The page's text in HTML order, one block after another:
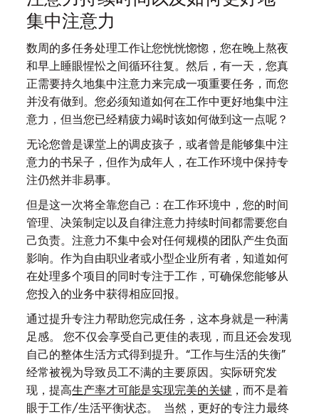
集中注意力
数周的多任务处理工作让您恍恍惚惚，您在晚上熬夜
和早上睡眼惺忪之间循环往复。然后，有一天，您真
正需要持久地集中注意力来完成一项重要任务，而您
并没有做到。您必须知道如何在工作中更好地集中注
意力，但当您已经精疲力竭时该如何做到这一点呢？
无论您曾是课堂上的调皮孩子，或者曾是能够集中注
意力的书呆子，但作为成年人，在工作环境中保持专
注仍然并非易事。
但是这一次将全靠您自己：在工作环境中，您的时间
管理、决策制定以及自律注意力持续时间都需要您自
己负责。注意力不集中会对任何规模的团队产生负面
影响。作为自由职业者或小型企业所有者，知道如何
在处理多个项目的同时专注于工作，可确保您能够从
您投入的业务中获得相应回报。
通过提升专注力帮助您完成任务，这本身就是一种满
足感。 您不仅会享受自己更佳的表现，而且还会发现
自己的整体生活方式得到提升。“工作与生活的失衡”
经常被视为导致员工不满的主要原因。实际研究发
现，提高生产率才可能是实现完美的关键 ，而不是着
眼于工作/生活平衡状态。 当然，更好的专注力最终